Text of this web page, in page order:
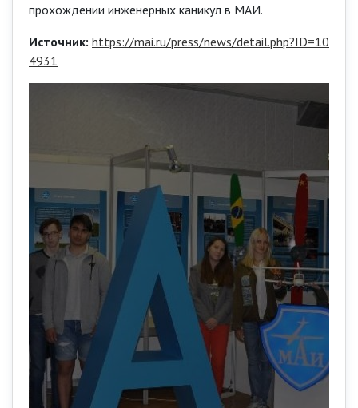
прохождении инженерных каникул в МАИ.
Источник: https://mai.ru/press/news/detail.php?ID=10
4931